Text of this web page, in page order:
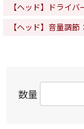
【ヘッド】ドライ
【ヘッド】音量調節
数量